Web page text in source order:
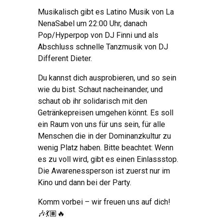
Musikalisch gibt es Latino Musik von La
NenaSabel um 22:00 Uhr, danach
Pop/Hyperpop von DJ Finni und als
Abschluss schnelle Tanzmusik von DJ
Different Dieter.
Du kannst dich ausprobieren, und so sein
wie du bist. Schaut nacheinander, und
schaut ob ihr solidarisch mit den
Getränkepreisen umgehen könnt. Es soll
ein Raum von uns für uns sein, für alle
Menschen die in der Dominanzkultur zu
wenig Platz haben. Bitte beachtet: Wenn
es zu voll wird, gibt es einen Einlassstop.
Die Awarenessperson ist zuerst nur im
Kino und dann bei der Party.
Komm vorbei – wir freuen uns auf dich!
🎶💃🏽🔥